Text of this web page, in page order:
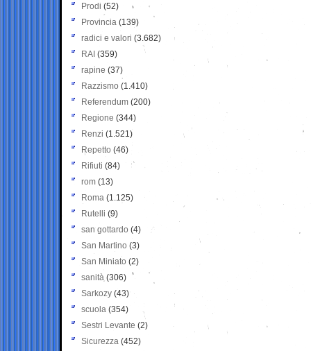
Prodi (52)
Provincia (139)
radici e valori (3.682)
RAI (359)
rapine (37)
Razzismo (1.410)
Referendum (200)
Regione (344)
Renzi (1.521)
Repetto (46)
Rifiuti (84)
rom (13)
Roma (1.125)
Rutelli (9)
san gottardo (4)
San Martino (3)
San Miniato (2)
sanità (306)
Sarkozy (43)
scuola (354)
Sestri Levante (2)
Sicurezza (452)